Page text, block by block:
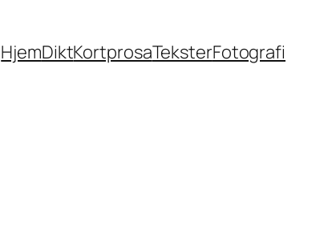
HjemDiktKortprosaTeksterFotografi